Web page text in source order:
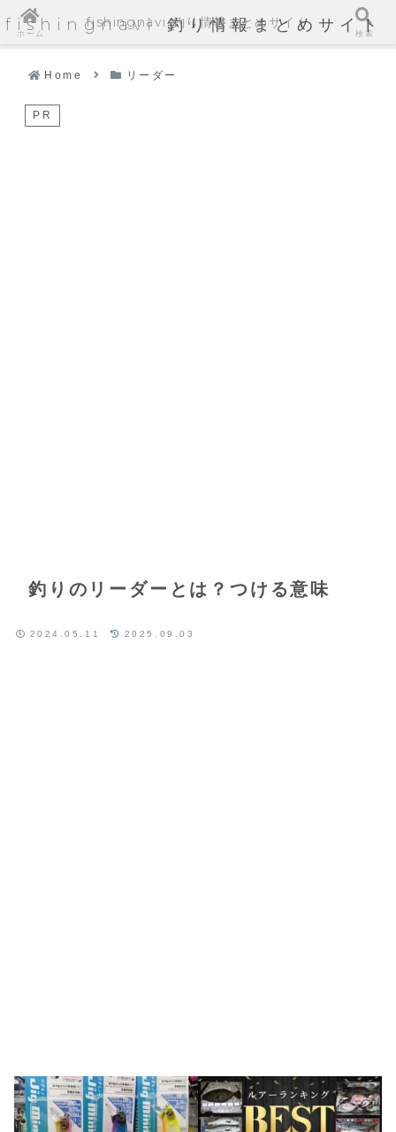
fishingnavi 釣り情報まとめサイト
Home リーダー
PR
釣りのリーダーとは？つける意味
2024.05.11 2025.09.03
ホーム
fishingnavi 釣り情報まとめサイト
検索